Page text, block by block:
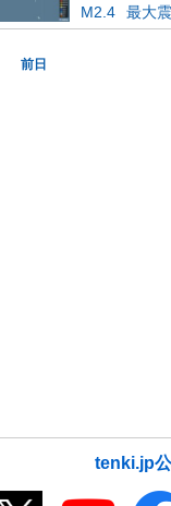
M2.4
最大
前日
tenki.jp